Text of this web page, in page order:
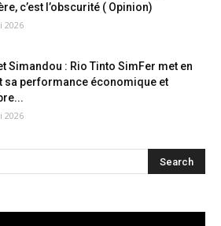
c’est l’obscurité ( Opinion)
2026
Simandou : Rio Tinto SimFer met en
sa performance économique et
2026